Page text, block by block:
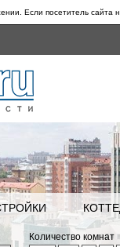
Если посетитель сайта
Количество комнат